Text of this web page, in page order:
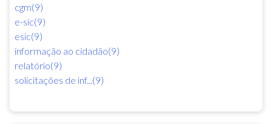
cgm(9)
e-sic(9)
esic(9)
informação ao cidadão(9)
relatório(9)
solicitações de inf...(9)